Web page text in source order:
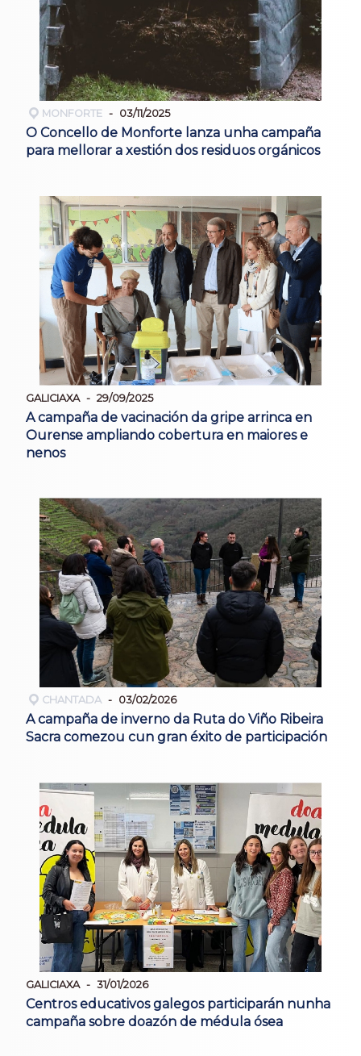
MONFORTE 03/11/2025
O Concello de Monforte lanza unha campaña
para mellorar a xestión dos residuos orgánicos
GALICIAXA 29/09/2025
A campaña de vacinación da gripe arrinca en
Ourense ampliando cobertura en maiores e
nenos
CHANTADA 03/02/2026
A campaña de inverno da Ruta do Viño Ribeira
Sacra comezou cun gran éxito de participación
GALICIAXA 31/01/2026
Centros educativos galegos participarán nunha
campaña sobre doazón de médula ósea